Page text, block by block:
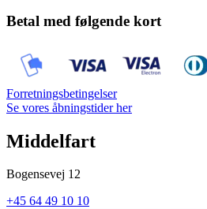
Betal med følgende kort
Forretningsbetingelser
Se vores åbningstider her
Middelfart
Bogensevej 12
+45 64 49 10 10